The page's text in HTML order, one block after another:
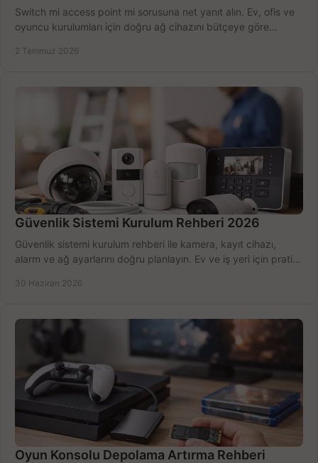
Switch mi access point mi sorusuna net yanıt alın. Ev, ofis ve
oyuncu kurulumları için doğru ağ cihazını bütçeye göre
2 Temmuz 2026
Güvenlik Sistemi Kurulum Rehberi 2026
Güvenlik sistemi kurulum rehberi ile kamera, kayıt cihazı,
alarm ve ağ ayarlarını doğru planlayın. Ev ve iş yeri için pratik
30 Haziran 2026
Oyun Konsolu Depolama Artırma Rehberi